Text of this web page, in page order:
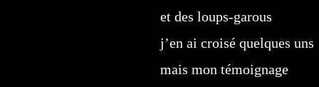
et des loups-garous
j’en ai croisé quelques uns
mais mon témoignage